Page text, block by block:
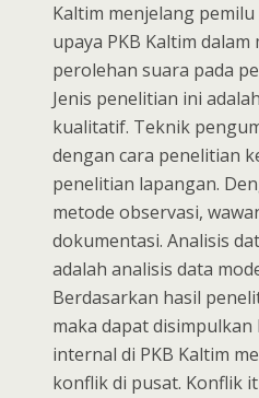
Kaltim menjelang
upaya PKB Kaltim
perolehan suara pada
Jenis penelitian ini
kualitatif. Teknik
dengan cara penelitian
penelitian lapangan.
metode observasi,
dokumentasi. Analisis
adalah analisis data
Berdasarkan hasil
maka dapat
internal di PKB Kaltim
konflik di pusat. Konflik